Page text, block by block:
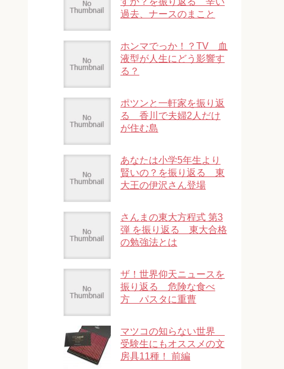
過去、ナースのまこと
ホンマでっか！？TV 血
液型が人生にどう影響す
る？
ポツンと一軒家を振り返
る 香川で夫婦2人だけ
が住む島
あなたは小学5年生より
賢いの？を振り返る 東
大王の伊沢さん登場
さんまの東大方程式 第3
弾 を振り返る 東大合格
の勉強法とは
ザ！世界仰天ニュースを
振り返る 危険な食べ
方 パスタに重曹
マツコの知らない世界
受験生にもオススメの文
房具11種！ 前編